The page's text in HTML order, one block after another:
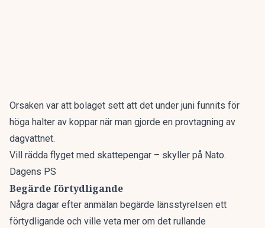
Orsaken var att bolaget sett att det under juni funnits för
höga halter av koppar när man gjorde en provtagning av
dagvattnet.
Vill rädda flyget med skattepengar – skyller på Nato.
Dagens PS
Begärde förtydligande
Några dagar efter anmälan begärde länsstyrelsen ett
förtydligande och ville veta mer om det rullande